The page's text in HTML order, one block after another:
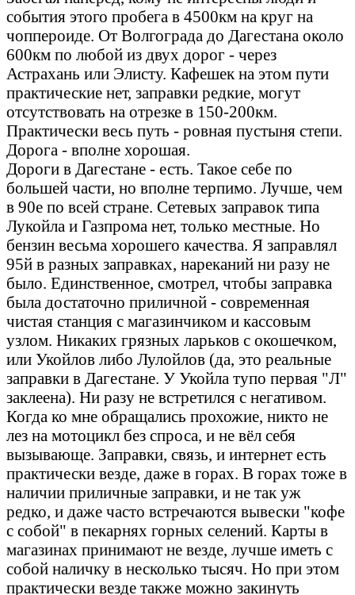
события этого пробега в 4500км на круг на
чоппероиде. От Волгограда до Дагестана около
600км по любой из двух дорог - через
Астрахань или Элисту. Кафешек на этом пути
практические нет, заправки редкие, могут
отсутствовать на отрезке в 150-200км.
Практически весь путь - ровная пустыня степи.
Дорога - вполне хорошая.
Дороги в Дагестане - есть. Такое себе по
большей части, но вполне терпимо. Лучше, чем
в 90е по всей стране. Сетевых заправок типа
Лукойла и Газпрома нет, только местные. Но
бензин весьма хорошего качества. Я заправлял
95й в разных заправках, нареканий ни разу не
было. Единственное, смотрел, чтобы заправка
была достаточно приличной - современная
чистая станция с магазинчиком и кассовым
узлом. Никаких грязных ларьков с окошечком,
или Укойлов либо Лулойлов (да, это реальные
заправки в Дагестане. У Укойла тупо первая "Л"
заклеена). Ни разу не встретился с негативом.
Когда ко мне обращались прохожие, никто не
лез на мотоцикл без спроса, и не вёл себя
вызывающе. Заправки, связь, и интернет есть
практически везде, даже в горах. В горах тоже в
наличии приличные заправки, и не так уж
редко, и даже часто встречаются вывески "кофе
с собой" в пекарнях горных селений. Карты в
магазинах принимают не везде, лучше иметь с
собой наличку в несколько тысяч. Но при этом
практически везде также можно закинуть